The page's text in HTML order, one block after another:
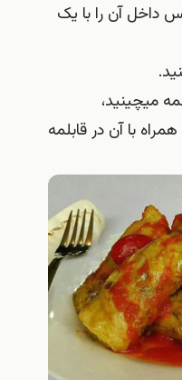
داخل آن را با یک
میچینید،
با آن در قابلمه